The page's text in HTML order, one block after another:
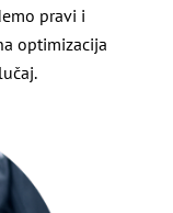
pravi i
optimizacija